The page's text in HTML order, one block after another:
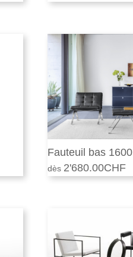
Fauteuil bas 1600
2'680.00CHF